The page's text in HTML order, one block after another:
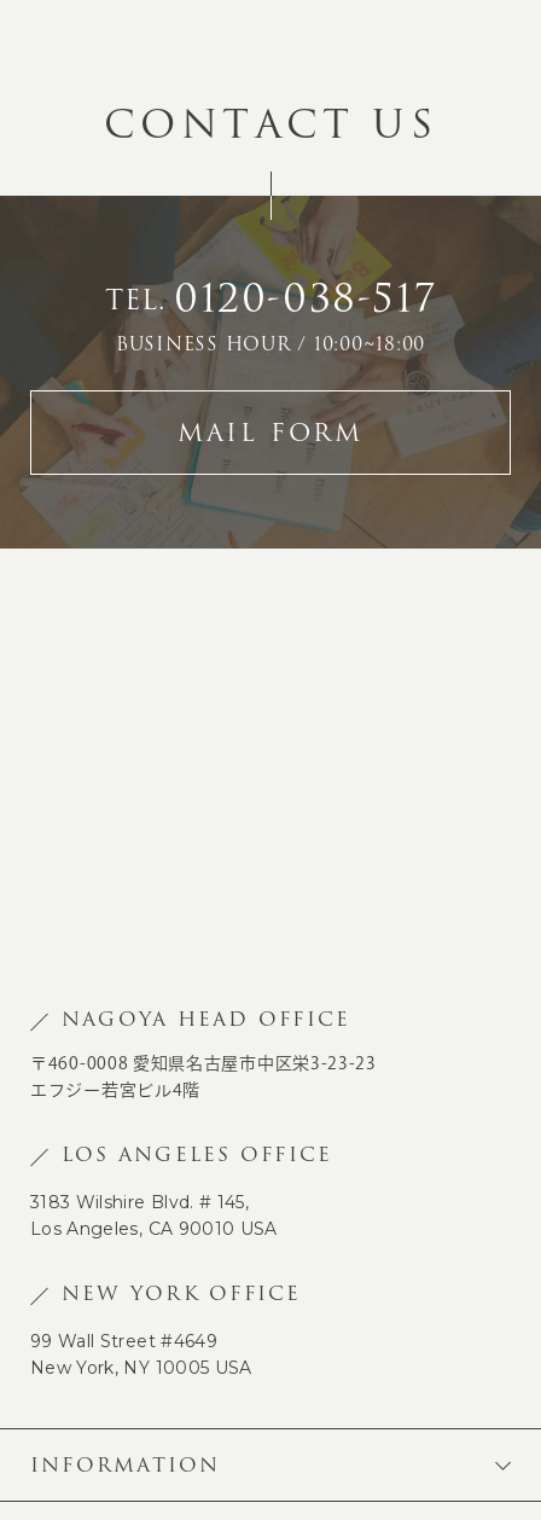
CONTACT US
TEL.0120-038-517
BUSINESS HOUR / 10:00~18:00
MAIL FORM
NAGOYA HEAD OFFICE
〒460-0008 愛知県名古屋市中区栄3-23-23
エフジー若宮ビル4階
LOS ANGELES OFFICE
3183 Wilshire Blvd. # 145,
Los Angeles, CA 90010 USA
NEW YORK OFFICE
99 Wall Street #4649
New York, NY 10005 USA
INFORMATION